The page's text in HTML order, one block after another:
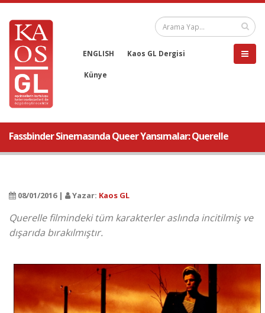
ENGLISH Kaos GL Dergisi
Künye
Fassbinder Sinemasında Queer Yansımalar: Querelle
08/01/2016 | Yazar: Kaos GL
Querelle filmindeki tüm karakterler aslında incitilmiş ve
dışarıda bırakılmıştır.